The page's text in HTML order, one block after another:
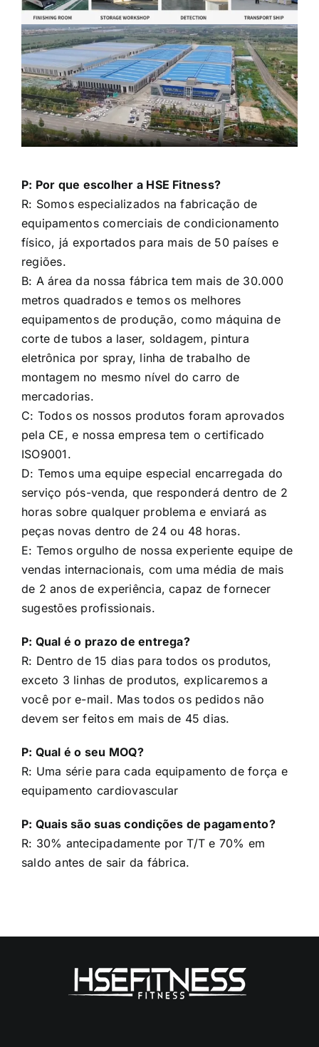
P: Por que escolher a HSE Fitness?
físico, já exportados para mais de 50 países e
regiões.
B: A área da nossa fábrica tem mais de 30.000
metros quadrados e temos os melhores
equipamentos de produção, como máquina de
corte de tubos a laser, soldagem, pintura
eletrônica por spray, linha de trabalho de
montagem no mesmo nível do carro de
mercadorias.
C: Todos os nossos produtos foram aprovados
pela CE, e nossa empresa tem o certificado
ISO9001.
D: Temos uma equipe especial encarregada do
serviço pós-venda, que responderá dentro de 2
horas sobre qualquer problema e enviará as
peças novas dentro de 24 ou 48 horas.
E: Temos orgulho de nossa experiente equipe de
vendas internacionais, com uma média de mais
de 2 anos de experiência, capaz de fornecer
sugestões profissionais.
P: Qual é o prazo de entrega?
R: Dentro de 15 dias para todos os produtos,
você por e-mail. Mas todos os pedidos não
devem ser feitos em mais de 45 dias.
P: Qual é o seu MOQ?
R: Uma série para cada equipamento de força e
P: Quais são suas condições de pagamento?
R: 30% antecipadamente por T/T e 70% em